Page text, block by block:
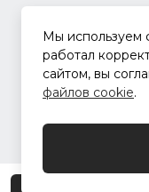
Мы используем
работал
сайтом, вы
файлов cookie.